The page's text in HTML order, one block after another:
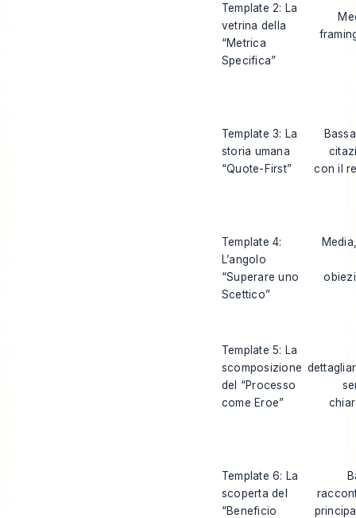
Template 2: La
vetrina della
“Metrica
Specifica”
Template 3: La
storia umana
“Quote-First”
con il
Template 4:
L’angolo
“Superare uno
Scettico”
Template 5: La
scomposizione
del “Processo
come Eroe”
Template 6: La
scoperta del
“Beneficio